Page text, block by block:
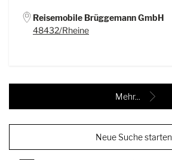
Reisemobile Brüggemann GmbH
48432/Rheine
Mehr...
Neue Suche starten